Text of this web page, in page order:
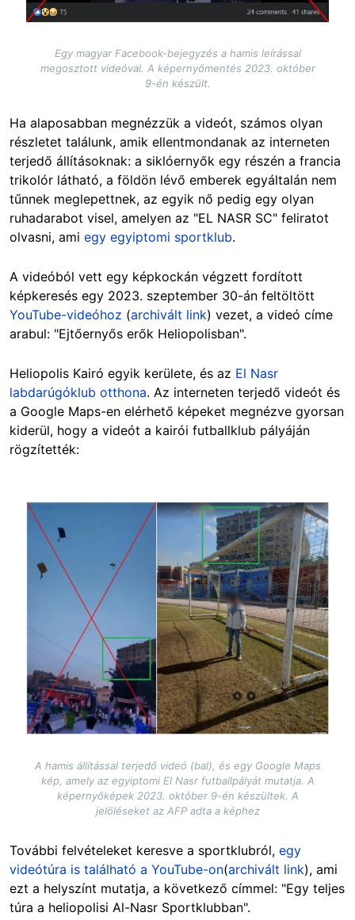
Egy magyar Facebook-bejegyzés a hamis leírással
megosztott videóval. A képernyőmentés 2023. október
9-én készült.
Ha alaposabban megnézzük a videót, számos olyan
részletet találunk, amik ellentmondanak az interneten
terjedő állításoknak: a siklóernyők egy részén a francia
trikolór látható, a földön lévő emberek egyáltalán nem
tűnnek meglepettnek, az egyik nő pedig egy olyan
ruhadarabot visel, amelyen az "EL NASR SC" feliratot
olvasni, ami egy egyiptomi sportklub.
A videóból vett egy képkockán végzett fordított
képkeresés egy 2023. szeptember 30-án feltöltött
YouTube-videóhoz (archivált link) vezet, a videó címe
arabul: "Ejtőernyős erők Heliopolisban".
Heliopolis Kairó egyik kerülete, és az El Nasr
labdarúgóklub otthona. Az interneten terjedő videót és
a Google Maps-en elérhető képeket megnézve gyorsan
kiderül, hogy a videót a kairói futballklub pályáján
rögzítették:
Image
A hamis állítással terjedő videó (bal), és egy Google Maps
kép, amely az egyiptomi El Nasr futballpályát mutatja. A
képernyőképek 2023. október 9-én készültek. A
jelöléseket az AFP adta a képhez
További felvételeket keresve a sportklubról, egy
videótúra is található a YouTube-on(archivált link), ami
ezt a helyszínt mutatja, a következő címmel: "Egy teljes
túra a heliopolisi Al-Nasr Sportklubban".